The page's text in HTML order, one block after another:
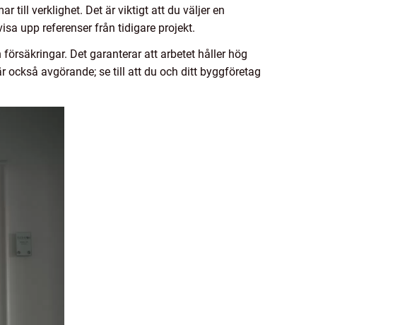
till verklighet. Det är viktigt att du väljer en
upp referenser från tidigare projekt.
Det garanterar att arbetet håller hög
också avgörande; se till att du och ditt byggföretag